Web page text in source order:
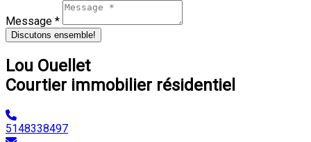
Message *
Discutons ensemble!
Lou Ouellet
Courtier immobilier résidentiel
5148338497